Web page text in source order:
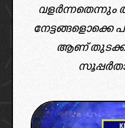
വളർന്നതെന്നും
നേട്ടങ്ങളൊക്കെ
ആണ് തുടക്കം